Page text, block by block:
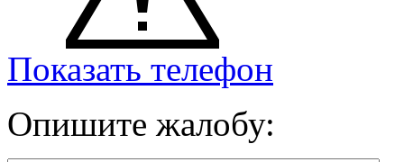
Показать телефон
Опишите жалобу: